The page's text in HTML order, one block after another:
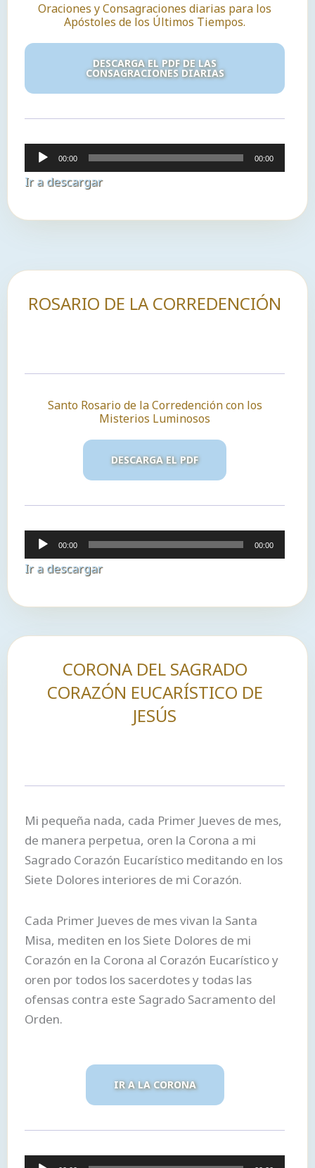
Oraciones y Consagraciones diarias para los
Apóstoles de los Últimos Tiempos.
DESCARGA EL PDF DE LAS
CONSAGRACIONES DIARIAS
Reproductor
de
audio
00:00 00:00
Ir a descargar
ROSARIO DE LA CORREDENCIÓN
Santo Rosario de la Corredención con los
Misterios Luminosos
DESCARGA EL PDF
Reproductor
de
audio
00:00 00:00
Ir a descargar
CORONA DEL SAGRADO
CORAZÓN EUCARÍSTICO DE
JESÚS
Mi pequeña nada, cada Primer Jueves de mes,
de manera perpetua, oren la Corona a mi
Sagrado Corazón Eucarístico meditando en los
Siete Dolores interiores de mi Corazón.
Cada Primer Jueves de mes vivan la Santa
Misa, mediten en los Siete Dolores de mi
Corazón en la Corona al Corazón Eucarístico y
oren por todos los sacerdotes y todas las
ofensas contra este Sagrado Sacramento del
Orden.
IR A LA CORONA
Reproductor